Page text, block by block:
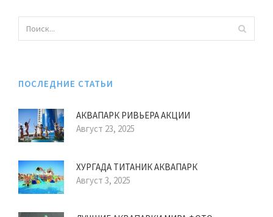
ПОСЛЕДНИЕ СТАТЬИ
АКВАПАРК РИВЬЕРА АКЦИИ
Август 23, 2025
ХУРГАДА ТИТАНИК АКВАПАРК
Август 3, 2025